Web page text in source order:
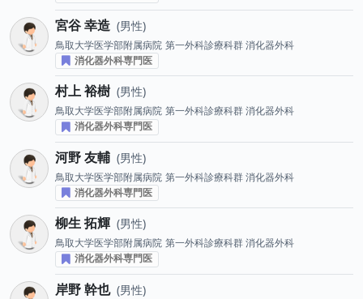
宮谷 幸造 男性
鳥取大学医学部附属病院 第一外科診療科群 消化器外科
消化器外科専門医
村上 裕樹 男性
鳥取大学医学部附属病院 第一外科診療科群 消化器外科
消化器外科専門医
河野 友輔 男性
鳥取大学医学部附属病院 第一外科診療科群 消化器外科
消化器外科専門医
柳生 拓輝 男性
鳥取大学医学部附属病院 第一外科診療科群 消化器外科
消化器外科専門医
岸野 幹也 男性